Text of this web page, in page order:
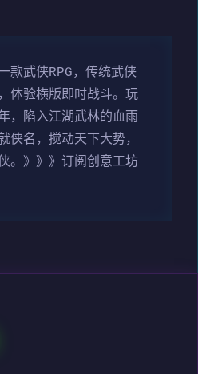
款武侠RPG，传统武侠
体验横版即时战斗。玩
，陷入江湖武林的血雨
侠名，搅动天下大势，
。》》》订阅创意工坊